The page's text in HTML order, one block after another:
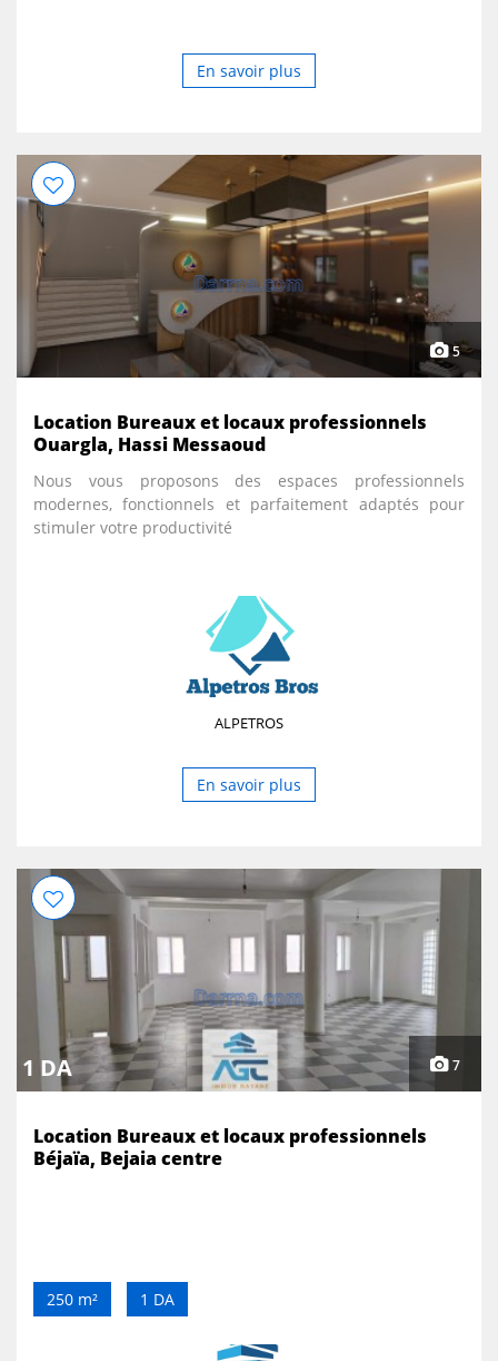
En savoir plus
5
Location Bureaux et locaux professionnels
Ouargla, Hassi Messaoud
Nous vous proposons des espaces professionnels
modernes, fonctionnels et parfaitement adaptés pour
stimuler votre productivité
ALPETROS
En savoir plus
1 DA 7
Location Bureaux et locaux professionnels
Béjaïa, Bejaia centre
250 m² 1 DA